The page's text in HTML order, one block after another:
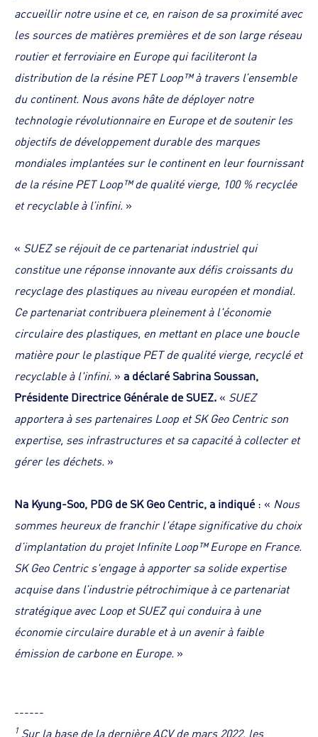
accueillir notre usine et ce, en raison de sa proximité avec
les sources de matières premières et de son large réseau
routier et ferroviaire en Europe qui faciliteront la
distribution de la résine PET Loop™ à travers l’ensemble
du continent. Nous avons hâte de déployer notre
technologie révolutionnaire en Europe et de soutenir les
objectifs de développement durable des marques
mondiales implantées sur le continent en leur fournissant
de la résine PET Loop™ de qualité vierge, 100 % recyclée
et recyclable à l’infini. »
« SUEZ se réjouit de ce partenariat industriel qui
constitue une réponse innovante aux défis croissants du
recyclage des plastiques au niveau européen et mondial.
Ce partenariat contribuera pleinement à l'économie
circulaire des plastiques, en mettant en place une boucle
matière pour le plastique PET de qualité vierge, recyclé et
recyclable à l'infini. » a déclaré Sabrina Soussan,
Présidente Directrice Générale de SUEZ.« SUEZ
apportera à ses partenaires Loop et SK Geo Centric son
expertise, ses infrastructures et sa capacité à collecter et
gérer les déchets. »
Na Kyung-Soo, PDG de SK Geo Centric, a indiqué: « Nous
sommes heureux de franchir l'étape significative du choix
d’implantation du projet Infinite Loop™ Europe en France.
SK Geo Centric s'engage à apporter sa solide expertise
acquise dans l’industrie pétrochimique à ce partenariat
stratégique avec Loop et SUEZ qui conduira à une
économie circulaire durable et à un avenir à faible
émission de carbone en Europe. »
------
1 Sur la base de la dernière ACV de mars 2022, les